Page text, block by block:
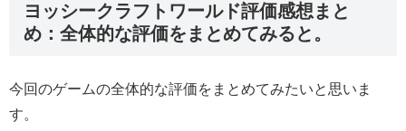
ヨッシークラフトワールド評価感想まと
め：全体的な評価をまとめてみると。
今回のゲームの全体的な評価をまとめてみたいと思いま
す。